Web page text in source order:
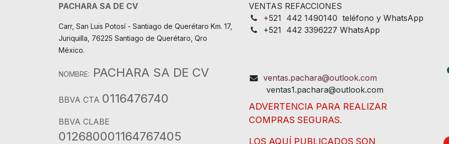
PACHARA SA DE CV
Carr, San Luis Potosí - Santiago de Querétaro Km. 17,
Juriquilla, 76225 Santiago de Querétaro, Qro
México.
NOMBRE: PACHARA SA DE CV
BBVA CTA 0116476740
BBVA CLABE
012680001164767405
VENTAS REFACCIONES
+521 442 1490140 teléfono y WhatsApp
+521 442 3396227 WhatsApp
ventas.pachara@outlook.com
ventas1.pachara@outlook.com
ADVERTENCIA PARA REALIZAR
COMPRAS SEGURAS.
LOS AQUÍ PUBLICADOS SON